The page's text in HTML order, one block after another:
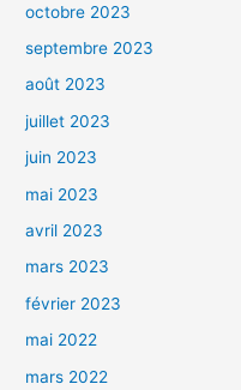
octobre 2023
septembre 2023
août 2023
juillet 2023
juin 2023
mai 2023
avril 2023
mars 2023
février 2023
mai 2022
mars 2022